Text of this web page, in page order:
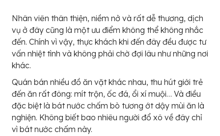
Nhân viên thân thiện, niềm nở và rất dễ thương, dịch
vụ ở đây cũng là một ưu điểm không thể không nhắc
đến. Chính vì vậy, thực khách khi đến đây đều được tư
vấn nhiệt tình và không phải chờ đợi lâu như những nơi
khác.
Quán bán nhiều đồ ăn vặt khác nhau, thu hút giới trẻ
đến ăn rất đông: mít trộn, ốc đá, ổi xí muội… Và điều
đặc biệt là bát nước chấm bò tương ớt dậy mùi ăn là
nghiện. Không biết bao nhiêu người đổ xô về đây chỉ
vì bát nước chấm này.